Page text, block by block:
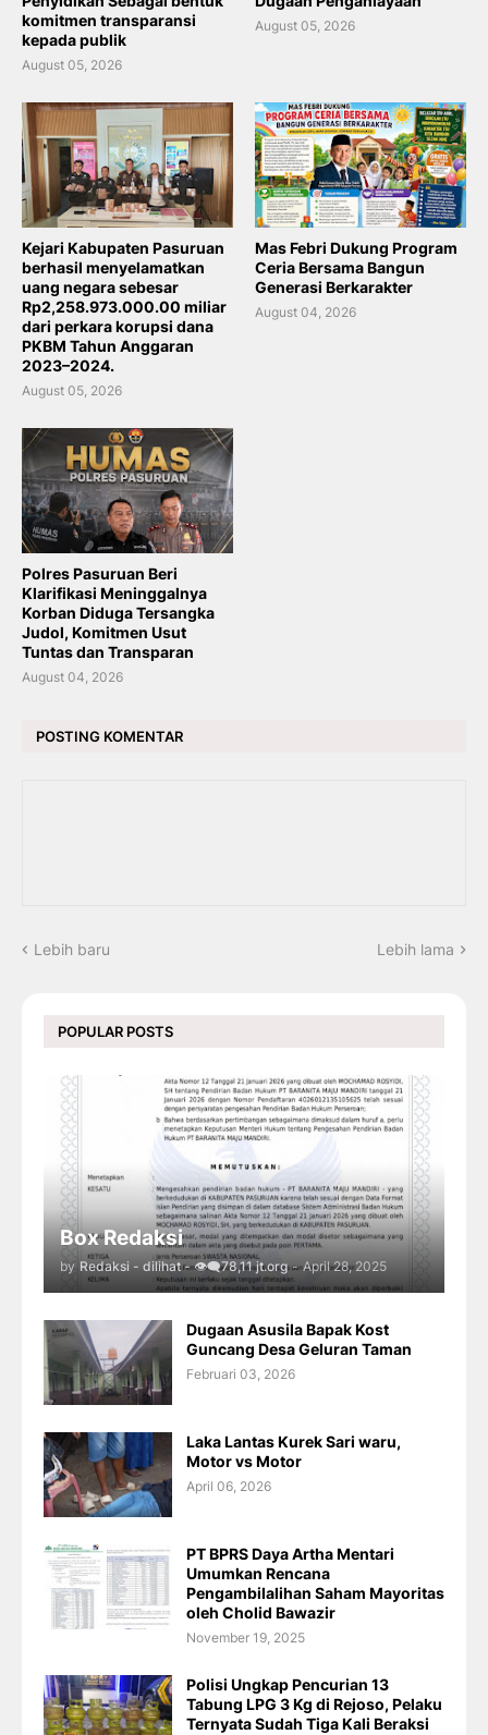
komitmen transparansi
kepada publik
August 05, 2026
August 05, 2026
Kejari Kabupaten Pasuruan
berhasil menyelamatkan
uang negara sebesar
Rp2,258.973.000.00 miliar
dari perkara korupsi dana
PKBM Tahun Anggaran
2023–2024.
August 05, 2026
Mas Febri Dukung Program
Ceria Bersama Bangun
Generasi Berkarakter
August 04, 2026
Polres Pasuruan Beri
Klarifikasi Meninggalnya
Korban Diduga Tersangka
Judol, Komitmen Usut
Tuntas dan Transparan
August 04, 2026
POSTING KOMENTAR
Lebih baru Lebih lama
POPULAR POSTS
Box Redaksi
by Redaksi - dilihat - 👁️‍🗨️78,11 jt.org - April 28, 2025
Dugaan Asusila Bapak Kost
Guncang Desa Geluran Taman
Februari 03, 2026
Laka Lantas Kurek Sari waru,
Motor vs Motor
April 06, 2026
PT BPRS Daya Artha Mentari
Umumkan Rencana
Pengambilalihan Saham Mayoritas
oleh Cholid Bawazir
November 19, 2025
Polisi Ungkap Pencurian 13
Tabung LPG 3 Kg di Rejoso, Pelaku
Ternyata Sudah Tiga Kali Beraksi